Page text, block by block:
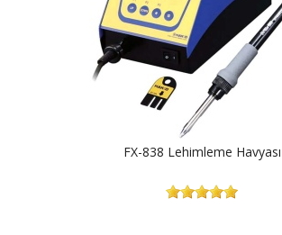
FX-838 Lehimleme Havyası